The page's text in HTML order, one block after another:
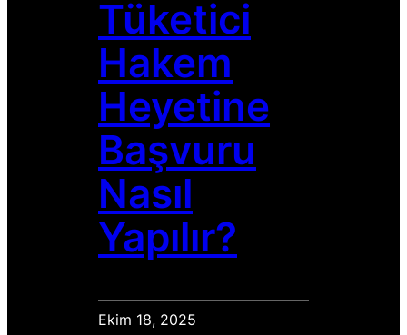
Tüketici
Hakem
Heyetine
Başvuru
Nasıl
Yapılır?
Ekim 18, 2025